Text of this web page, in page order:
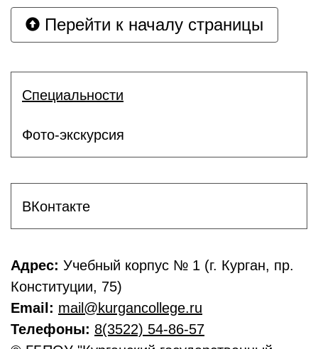
Перейти к началу страницы
Специальности
Фото-экскурсия
ВКонтакте
Адрес: Учебный корпус № 1 (г. Курган, пр.
Конституции, 75)
Email: mail@kurgancollege.ru
Телефоны: 8(3522) 54-86-57